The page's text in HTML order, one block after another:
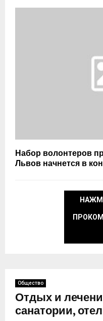
Набор волонтеров
Львов начнется в
Общество
Отдых и
санатории,